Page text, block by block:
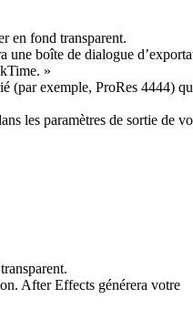
en fond transparent.
une boîte de dialogue
»
(par exemple, ProRes 4444)
les paramètres de sortie de
After Effects générera votre